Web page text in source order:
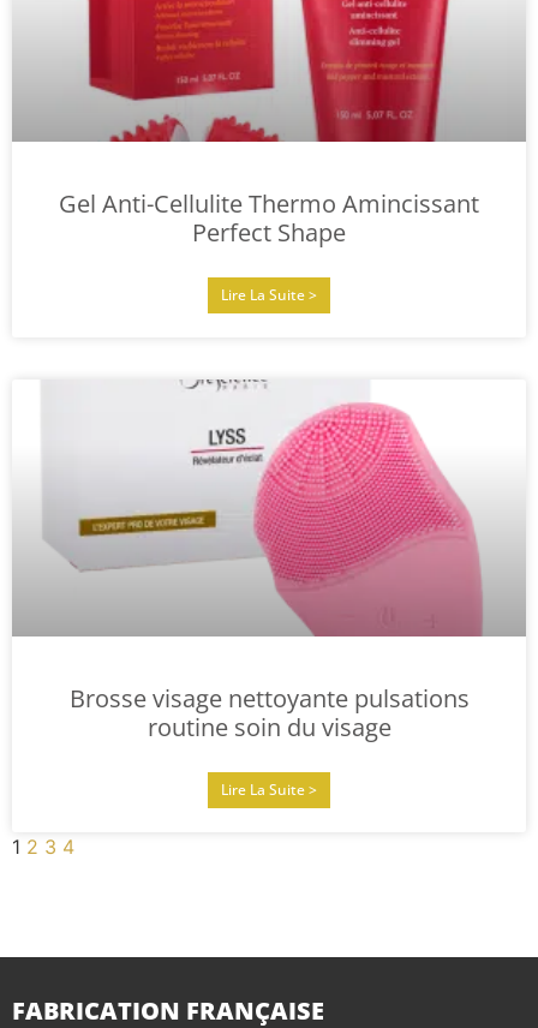
Gel Anti-Cellulite Thermo Amincissant
Perfect Shape
Lire La Suite >
Brosse visage nettoyante pulsations
routine soin du visage
Lire La Suite >
1 2 3 4
FABRICATION FRANÇAISE